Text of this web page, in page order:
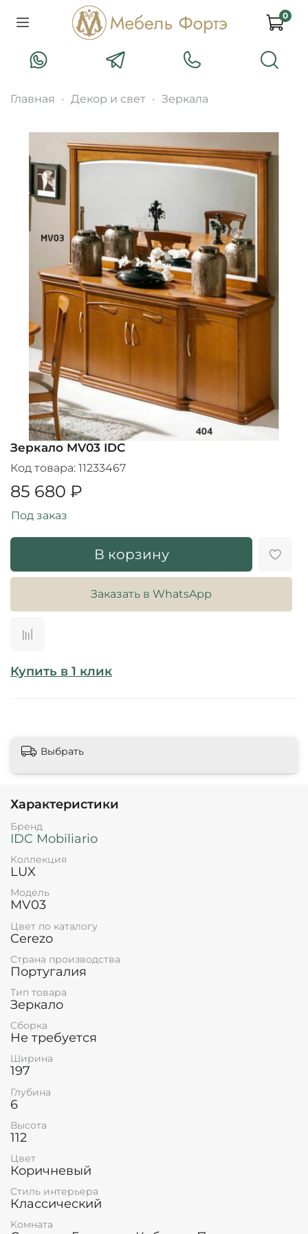
0
Главная Декор и свет Зеркала
Зеркало MV03 IDC
Код товара: 11233467
85 680 ₽
В корзину
Заказать в WhatsApp
Купить в 1 клик
Под заказ
Выбрать
Характеристики
Бренд
IDC Mobiliario
Коллекция
LUX
Модель
MV03
Цвет по каталогу
Cerezo
Страна производства
Португалия
Тип товара
Зеркало
Сборка
Не требуется
Ширина
197
Глубина
6
Высота
112
Цвет
Коричневый
Стиль интерьера
Классический
Комната